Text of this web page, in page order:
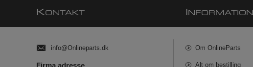
KONTAKT
info@Onlineparts.dk
Firma adresse
NFORMATION
Om OnlineParts
Alt om bestilling